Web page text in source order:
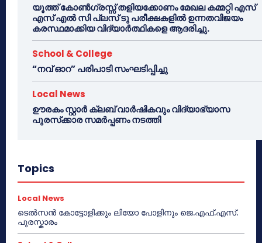
യൂത്ത് കോൺഗ്രസ്സ് തളിയക്കോണം മേഖല കമ്മറ്റി എസ്
എസ് എൽ സി പ്ലസ് ടു പരീക്ഷകളിൽ ഉന്നതവിജയം
കരസ്ഥമാക്കിയ വിദ്യാർത്ഥികളെ ആദരിച്ചു.
School & College
“നവ് ഓറ” പരിപാടി സംഘടിപ്പിച്ചു
Local News
ഊരകം സ്റ്റാർ ക്ലബ് വാർഷികവും വിദ്യാഭ്യാസ
പുരസ്‌ക്കാര സമർപ്പണം നടത്തി
Topics
Local News
ടെൽസൻ കോട്ടോളിക്കും ലിയോ പോളിനും ജെ.എഫ്.എസ്.
പുരസ്കാരം